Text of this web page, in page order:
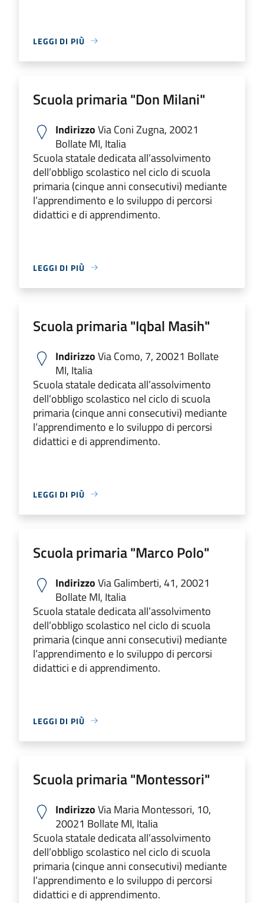
LEGGI DI PIÙ
Scuola primaria "Don Milani"
IndirizzoVia Coni Zugna, 20021
Bollate MI, Italia
Scuola statale dedicata all’assolvimento
dell’obbligo scolastico nel ciclo di scuola
primaria (cinque anni consecutivi) mediante
l’apprendimento e lo sviluppo di percorsi
didattici e di apprendimento.
LEGGI DI PIÙ
Scuola primaria "Iqbal Masih"
IndirizzoVia Como, 7, 20021 Bollate
MI, Italia
Scuola statale dedicata all’assolvimento
dell’obbligo scolastico nel ciclo di scuola
primaria (cinque anni consecutivi) mediante
l’apprendimento e lo sviluppo di percorsi
didattici e di apprendimento.
LEGGI DI PIÙ
Scuola primaria "Marco Polo"
IndirizzoVia Galimberti, 41, 20021
Bollate MI, Italia
Scuola statale dedicata all’assolvimento
dell’obbligo scolastico nel ciclo di scuola
primaria (cinque anni consecutivi) mediante
l’apprendimento e lo sviluppo di percorsi
didattici e di apprendimento.
LEGGI DI PIÙ
Scuola primaria "Montessori"
IndirizzoVia Maria Montessori, 10,
20021 Bollate MI, Italia
Scuola statale dedicata all’assolvimento
dell’obbligo scolastico nel ciclo di scuola
primaria (cinque anni consecutivi) mediante
l’apprendimento e lo sviluppo di percorsi
didattici e di apprendimento.